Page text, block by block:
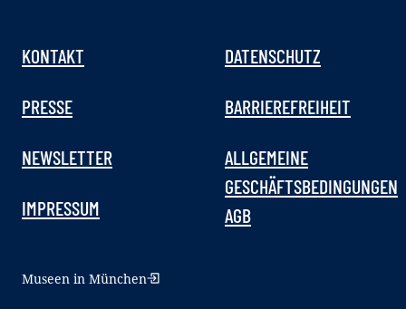
KONTAKT
PRESSE
NEWSLETTER
IMPRESSUM
DATENSCHUTZ
BARRIEREFREIHEIT
ALLGEMEINE
GESCHÄFTSBEDINGUNGEN
AGB
Museen in München